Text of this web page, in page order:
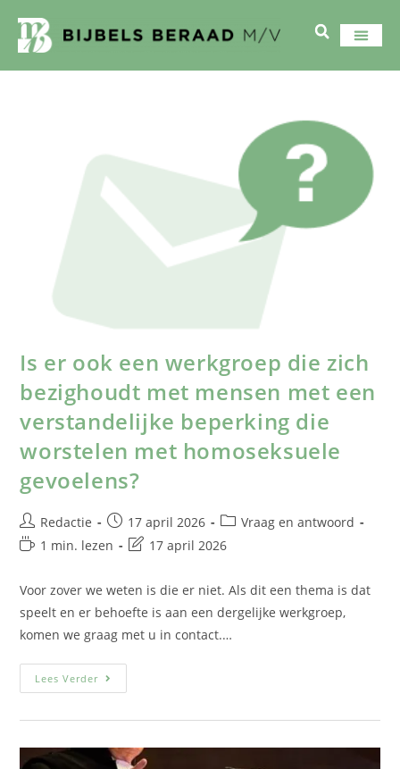
Is er ook een werkgroep die zich
bezighoudt met mensen met een
verstandelijke beperking die
worstelen met homoseksuele
gevoelens?
Redactie 17 april 2026
Vraag en antwoord
1 min. lezen
17 april 2026
Voor zover we weten is die er niet. Als dit een thema is dat
speelt en er behoefte is aan een dergelijke werkgroep,
komen we graag met u in contact.…
Lees Verder